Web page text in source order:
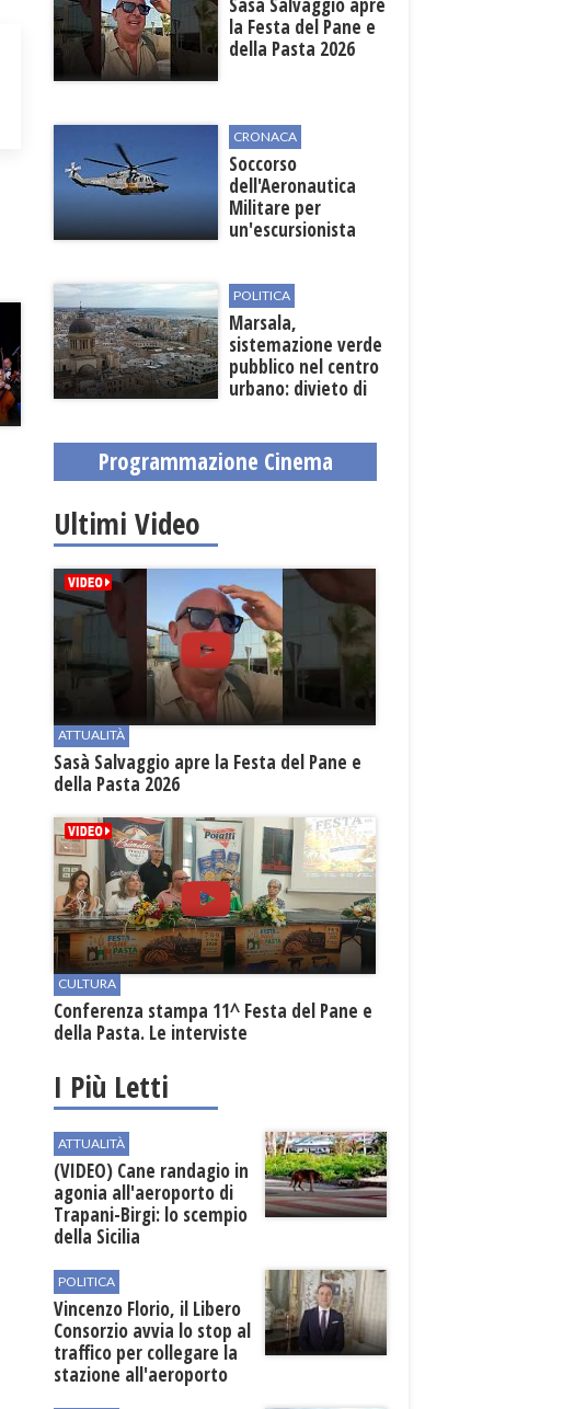
la Festa del Pane e
della Pasta 2026
CRONACA
Soccorso
dell'Aeronautica
Militare per
un'escursionista
POLITICA
Marsala,
sistemazione verde
pubblico nel centro
urbano: divieto di
Programmazione Cinema
Ultimi Video
ATTUALITÀ
Sasà Salvaggio apre la Festa del Pane e
della Pasta 2026
CULTURA
Conferenza stampa 11^ Festa del Pane e
della Pasta. Le interviste
I Più Letti
ATTUALITÀ
(VIDEO) Cane randagio in
agonia all'aeroporto di
Trapani-Birgi: lo scempio
della Sicilia
POLITICA
Vincenzo Florio, il Libero
Consorzio avvia lo stop al
traffico per collegare la
stazione all'aeroporto